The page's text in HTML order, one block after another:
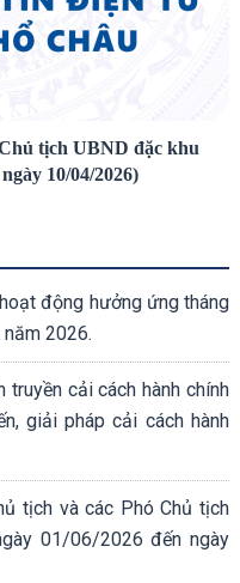
tịch UBND đặc khu
10/04/2026)
động hưởng ứng tháng
2026.
cải cách hành chính
giải pháp cải cách hành